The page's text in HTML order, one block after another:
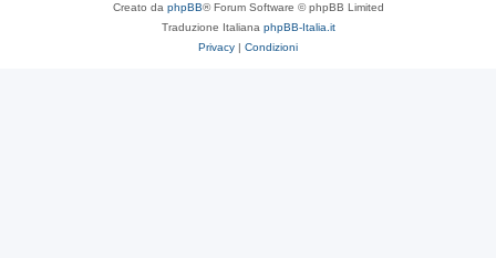
Creato da phpBB® Forum Software © phpBB Limited
Traduzione Italiana phpBB-Italia.it
Privacy | Condizioni